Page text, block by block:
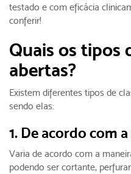
testado e com eficácia
conferir!
Quais os tipos
abertas?
Existem diferentes tipos de
sendo elas:
1. De acordo com
Varia de acordo com a
podendo ser cortante,